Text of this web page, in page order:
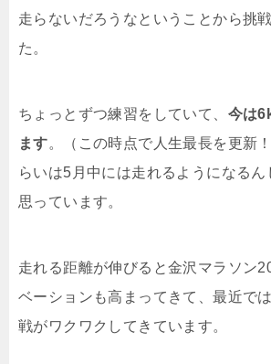
走らないだろうなということから挑
た。
ちょっとずつ練習をしていて、 今は
ます。（この時点で人生最長を更新
らいは5月中には走れるようになるん
思っています。
走れる距離が伸びると金沢マラソン
ベーションも高まってきて、最近で
戦がワクワクしてきています。